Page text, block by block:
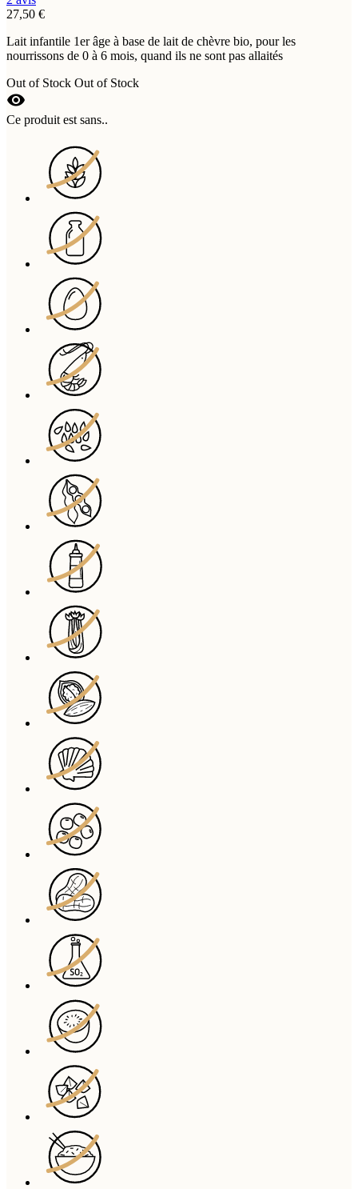
27,50 €
Lait infantile 1er âge à base de lait de chèvre bio, pour les
nourrissons de 0 à 6 mois, quand ils ne sont pas allaités
Out of Stock Out of Stock
visibility
Ce produit est sans..